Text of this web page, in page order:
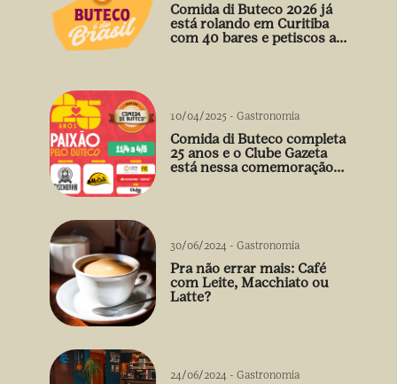
Comida di Buteco 2026 já
está rolando em Curitiba
com 40 bares e petiscos a
10/04/2025 - Gastronomia
Comida di Buteco completa
25 anos e o Clube Gazeta
está nessa comemoração
30/06/2024 - Gastronomia
Pra não errar mais: Café
com Leite, Macchiato ou
Latte?
24/06/2024 - Gastronomia